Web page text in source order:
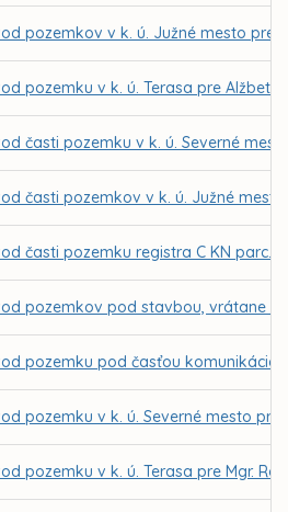
pozemkov v k. ú. Južné mesto pre
pozemku v k. ú. Terasa pre Alžbetu
časti pozemku v k. ú. Severné
časti pozemkov v k. ú. Južné mesto
časti pozemku registra C KN parc.
pozemkov pod stavbou, vrátane
pozemku pod časťou komunikácie
pozemku v k. ú. Severné mesto
pozemku v k. ú. Terasa pre Mgr.